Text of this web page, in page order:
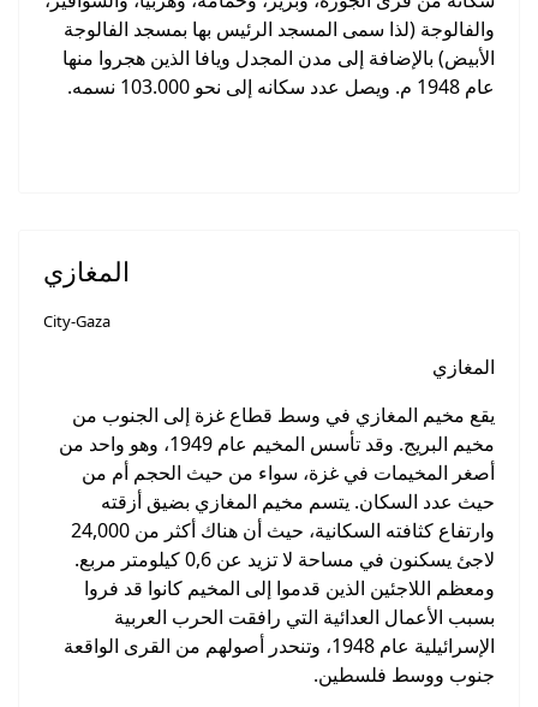
والفالوجة (لذا سمى المسجد الرئيس بها بمسجد الفالوجة
الأبيض) بالإضافة إلى مدن المجدل ويافا الذين هجروا منها
عام 1948 م. ويصل عدد سكانه إلى نحو 103.000 نسمه.
المغازي
City-Gaza
المغازي
يقع مخيم المغازي في وسط قطاع غزة إلى الجنوب من
مخيم البريج. وقد تأسس المخيم عام 1949، وهو واحد من
أصغر المخيمات في غزة، سواء من حيث الحجم أم من
حيث عدد السكان. يتسم مخيم المغازي بضيق أزقته
وارتفاع كثافته السكانية، حيث أن هناك أكثر من 24,000
لاجئ يسكنون في مساحة لا تزيد عن 0,6 كيلومتر مربع.
ومعظم اللاجئين الذين قدموا إلى المخيم كانوا قد فروا
بسبب الأعمال العدائية التي رافقت الحرب العربية
الإسرائيلية عام 1948، وتنحدر أصولهم من القرى الواقعة
جنوب ووسط فلسطين.